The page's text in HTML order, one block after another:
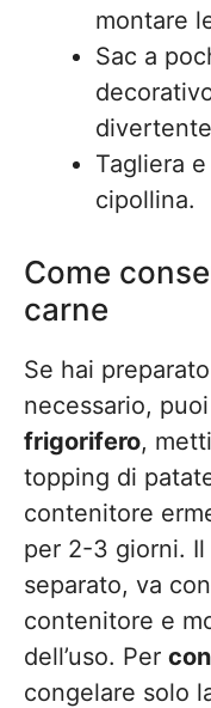
montare
Sac a
Tagliera
cipollina.
Come
carne
Se hai
necessario,
frigorifero,
topping di
contenitore
per 2-3 giorni.
separato, va
contenitore e
dell’uso. Per
congelare solo